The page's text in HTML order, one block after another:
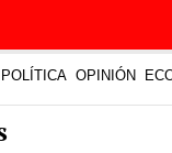
POLÍTICA OPINIÓN